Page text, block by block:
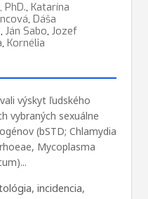
PhD., Katarína
, Dáša
, Ján Sabo, Jozef
, Kornélia
výskyt ľudského
vybraných sexuálne
(bSTD; Chlamydia
Mycoplasma
, incidencia,